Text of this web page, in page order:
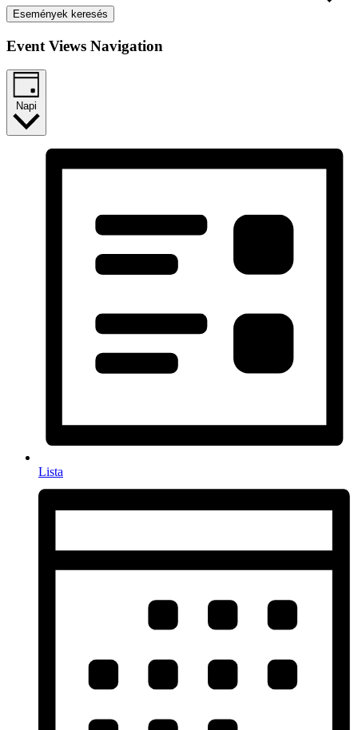
Események keresés
Event Views Navigation
Napi
Lista